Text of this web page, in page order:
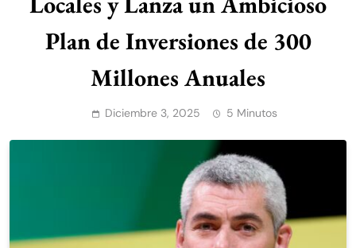
Plan de Inversiones de 300
Millones Anuales
Diciembre 3, 2025 5 Minutos